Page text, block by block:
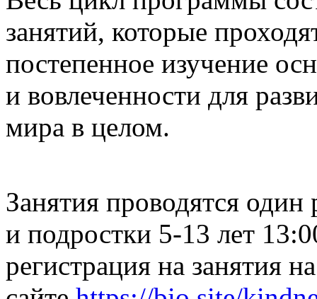
занятий, которые
постепенное изучение
и вовлеченности для
мира в целом.
Занятия проводятся
и подростки 5-13 лет
регистрация на занятия на